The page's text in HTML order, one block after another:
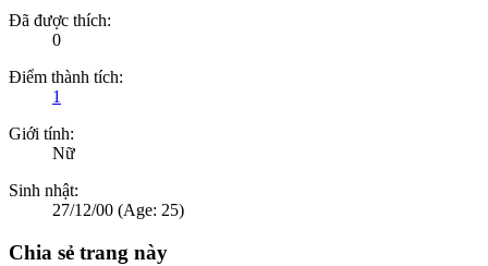
Đã được thích:
0
Điểm thành tích:
1
Giới tính:
Nữ
Sinh nhật:
27/12/00 (Age: 25)
Chia sẻ trang này